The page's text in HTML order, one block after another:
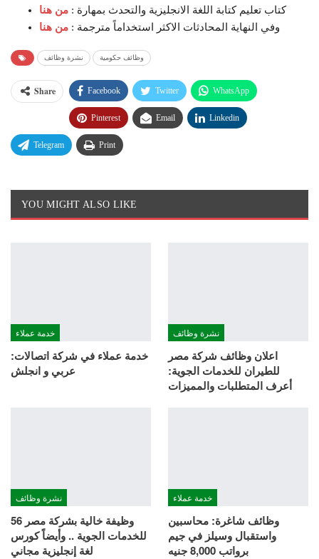
كتاب تعليم كتابة اللغة الانجليزية والتحدث بمهارة : من هنا
وفي النهاية المحادثات الاكثر استخداماً مترجمة : من هنا
نشرة وظائف وظائف حكومية
Share Facebook Twitter WhatsApp
Pinterest Email Linkedin
Telegram Print
YOU MIGHT ALSO LIKE
خدمة عملاء
خدمة عملاء في شركة اتصالات:
عربي و انجلش
نشرة وظائف
اعلان وظائف شركة مصر
للطيران للخدمات الجوية:
أعرف المتطلبات والمميزات
نشرة وظائف
56 وظيفة خالية بشركة مصر
للخدمات الجوية .. وأيضاً كورس
لغة إنجليزية مجاني
خدمة عملاء
وظائف شاغرة: محاسبين
واستقبال وسيلز في جيم
برواتب 8,000 جنيه